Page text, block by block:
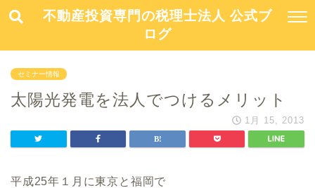
不動産投資専門の税理士法人 公式ブ
ログ
セミナー情報
太陽光発電を法人でつけるメリット
1月 15, 2013
平成25年１月に東京と福岡で